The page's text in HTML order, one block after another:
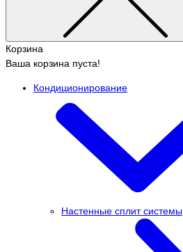
Корзина
Ваша корзина пуста!
Кондиционирование
Настенные сплит системы